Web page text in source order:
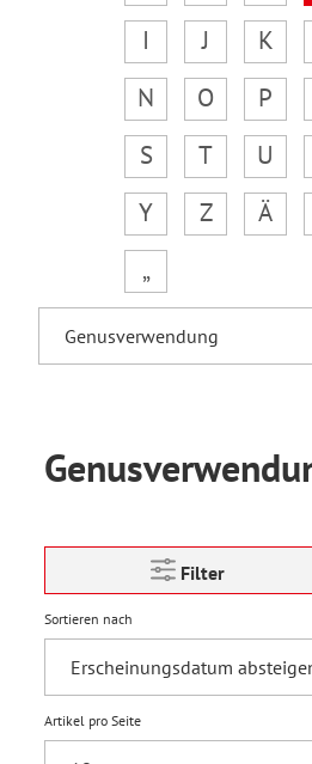
I
J K
N
O P
S
T U
Y
Z Ä
„
Filter
Sortieren nach
Artikel pro Seite